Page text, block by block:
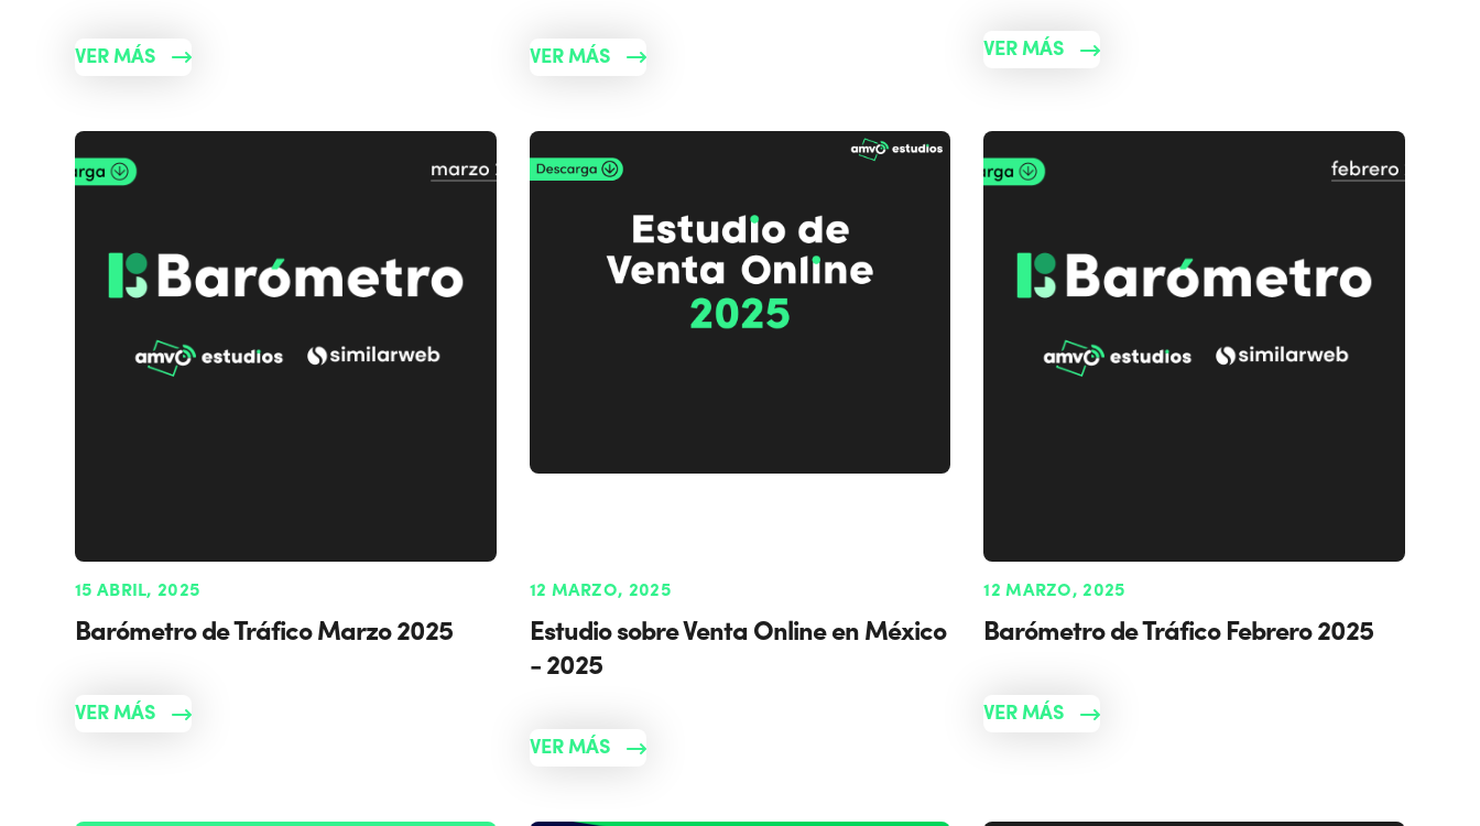
VER MÁS VER MÁS VER MÁS
15 ABRIL, 2025
Barómetro de Tráfico Marzo 2025
VER MÁS
12 MARZO, 2025
Estudio sobre Venta Online en México
- 2025
VER MÁS
12 MARZO, 2025
Barómetro de Tráfico Febrero 2025
VER MÁS